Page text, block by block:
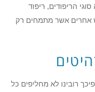
הריפודים, ריפוד
אחרים אשר מתמחים רק
רובינו לא מחליפים כל